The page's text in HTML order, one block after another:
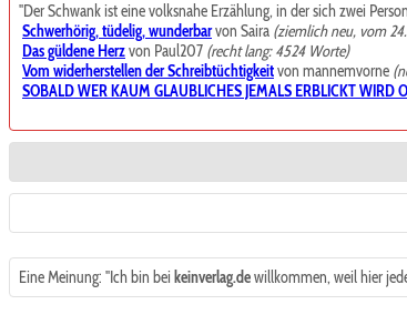
"Der Schwank ist eine volksnahe Erzählung, in der sich zwei
Schwerhörig, tüdelig, wunderbarvon Saira (ziemlich neu, vom
Das güldene Herzvon Paul207 (recht lang: 4524 Worte)
Vom widerherstellen der Schreibtüchtigkeitvon mannemvorne
SOBALD WER KAUM GLAUBLICHES JEMALS ERBLICKT WIRD
Eine Meinung: "Ich bin bei keinverlag.dewillkommen, weil hier